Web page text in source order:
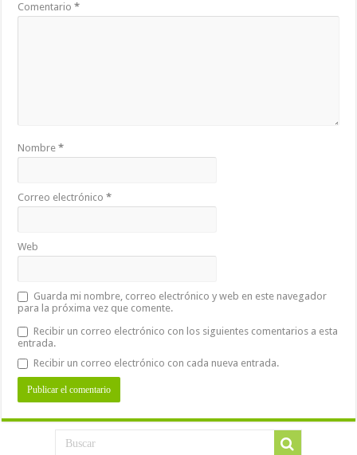
Comentario*
Nombre*
Correo electrónico*
Web
Guarda mi nombre, correo electrónico y web en este navegador
para la próxima vez que comente.
Recibir un correo electrónico con los siguientes comentarios a esta
entrada.
Recibir un correo electrónico con cada nueva entrada.